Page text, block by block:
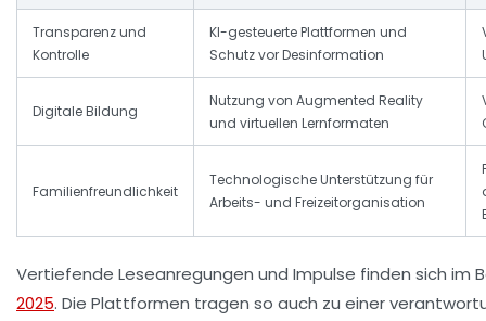
Transparenz und
Kontrolle
KI-gesteuerte Plattformen und
Schutz vor Desinformation
Digitale Bildung
Nutzung von Augmented Reality
und virtuellen Lernformaten
Familienfreundlichkeit
Technologische Unterstützung für
Arbeits- und Freizeitorganisation
Vertiefende Leseanregungen und Impulse finden sich im
2025. Die Plattformen tragen so auch zu einer